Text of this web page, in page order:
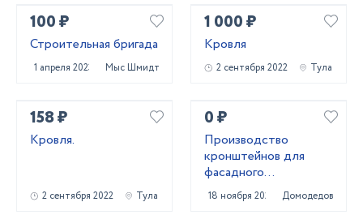
100 ₽
Строительная бригада
1 апреля 2023 Мыс Шмидта
1 000 ₽
Кровля
2 сентября 2022 Тула
158 ₽
Кровля.
2 сентября 2022 Тула
0 ₽
Производство
кронштейнов для
фасадного
остекления и стоечно
ригельных систем!
18 ноября 2021 Домодедово